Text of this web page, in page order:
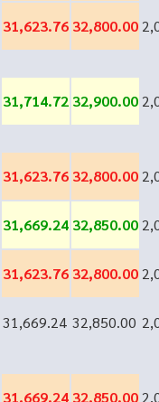
31,623.76 32,800.00
31,714.72 32,900.00
31,623.76 32,800.00
31,669.24 32,850.00
31,623.76 32,800.00
31,669.24 32,850.00
31,669.24 32,850.00